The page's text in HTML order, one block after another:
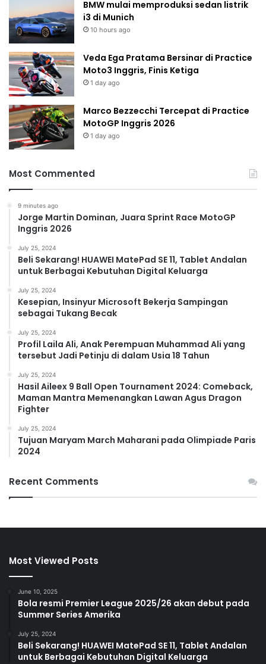
BMW mulai memproduksi sedan listrik
i3 di Munich
10 hours ago
Veda Ega Pratama Bersinar di Practice
Moto3 Inggris, Finis Ketiga
1 day ago
Marco Bezzecchi Tercepat di Practice
MotoGP Inggris 2026
1 day ago
Most Commented
9 minutes ago
Jorge Martin Dominan, Juara Sprint Race MotoGP
Inggris 2026
July 25, 2024
Beli Sekarang! HUAWEI MatePad SE 11, Tablet Andalan
untuk Berbagai Kebutuhan Digital Keluarga
July 25, 2024
Kesepian, Insinyur Microsoft Bekerja Sampingan
sebagai Tukang Becak
July 25, 2024
Profil Laila Ali, Anak Perempuan Muhammad Ali yang
tersebut Jadi Petinju di dalam Usia 18 Tahun
July 25, 2024
Hasil Aileex 9 Ball Open Tournament 2024: Comeback,
Maman Mantra Memenangkan Lawan Agus Dragon
Fighter
July 25, 2024
Tujuan Maryam March Maharani pada Olimpiade Paris
2024
Recent Comments
Most Viewed Posts
June 10, 2025
Bola resmi Premier League 2025/26 akan debut pada
Summer Series Amerika
July 25, 2024
Beli Sekarang! HUAWEI MatePad SE 11, Tablet Andalan
untuk Berbagai Kebutuhan Digital Keluarga